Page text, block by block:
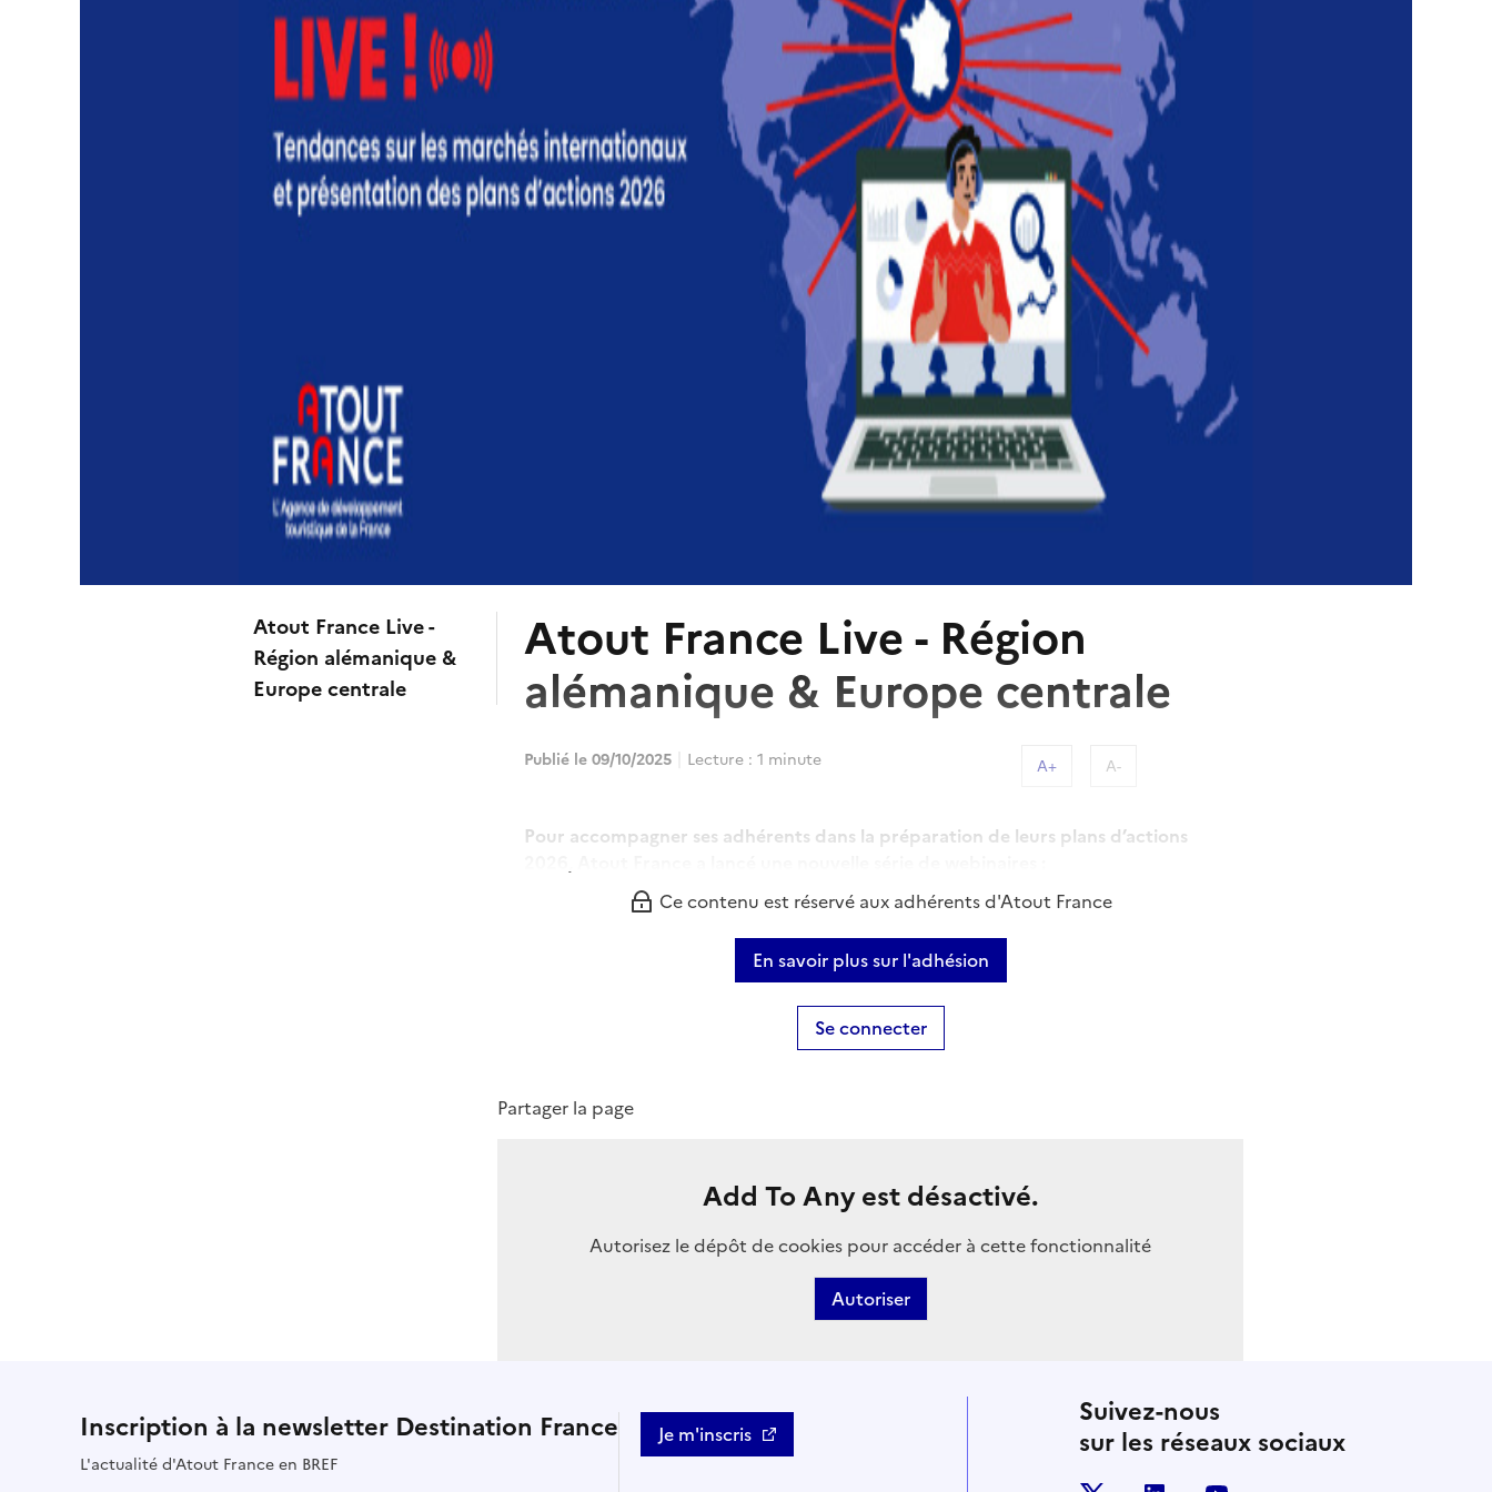
Atout France Live -
Région alémanique &
Europe centrale
Atout France Live - Région
alémanique & Europe centrale
Publié le 09/10/2025 Lecture : 1 minute A+ A-
Pour accompagner ses adhérents dans la préparation de leurs plans d’actions
Ce contenu est réservé aux adhérents d'Atout France
En savoir plus sur l'adhésion
Se connecter
Partager la page
Add To Any est désactivé.
Autorisez le dépôt de cookies pour accéder à cette fonctionnalité
Autoriser
Inscription à la newsletter Destination France
L'actualité d'Atout France en BREF
Je m'inscris
Suivez-nous
sur les réseaux sociaux